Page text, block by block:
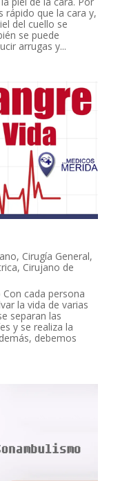
rápido que la cara y,
del cuello se
se puede
arrugas y...
, Cirugía General,
, Cirujano de
cada persona
la vida de varias
separan las
y se realiza la
debemos